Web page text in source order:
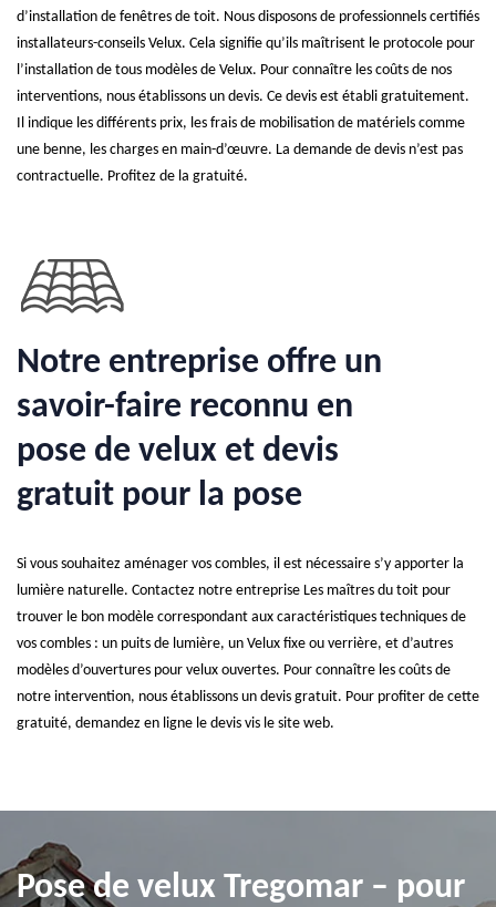
d’installation de fenêtres de toit. Nous disposons de professionnels certifiés
installateurs-conseils Velux. Cela signifie qu’ils maîtrisent le protocole pour
l’installation de tous modèles de Velux. Pour connaître les coûts de nos
interventions, nous établissons un devis. Ce devis est établi gratuitement.
Il indique les différents prix, les frais de mobilisation de matériels comme
une benne, les charges en main-d’œuvre. La demande de devis n’est pas
contractuelle. Profitez de la gratuité.
Notre entreprise offre un
savoir-faire reconnu en
pose de velux et devis
gratuit pour la pose
Si vous souhaitez aménager vos combles, il est nécessaire s’y apporter la
lumière naturelle. Contactez notre entreprise Les maîtres du toit pour
trouver le bon modèle correspondant aux caractéristiques techniques de
vos combles : un puits de lumière, un Velux fixe ou verrière, et d’autres
modèles d’ouvertures pour velux ouvertes. Pour connaître les coûts de
notre intervention, nous établissons un devis gratuit. Pour profiter de cette
gratuité, demandez en ligne le devis vis le site web.
Pose de velux Tregomar – pour